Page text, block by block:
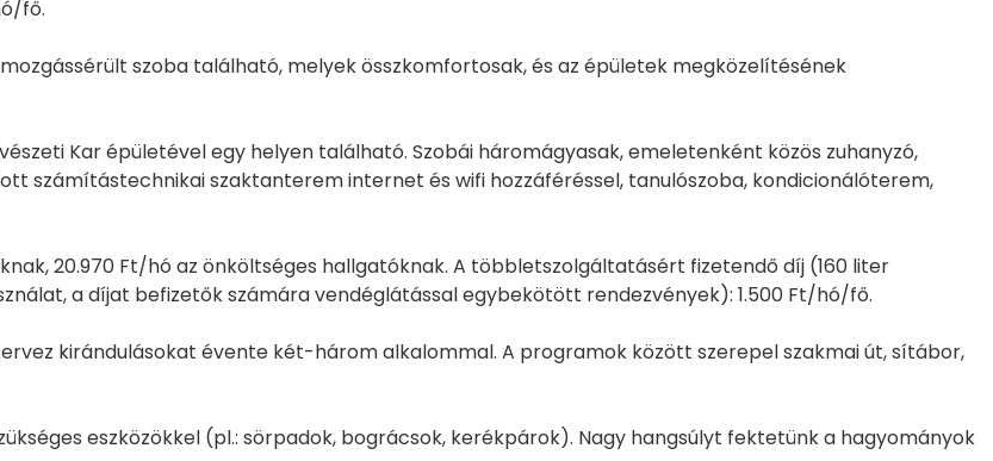
fő.
szoba található, melyek összkomfortosak, és az épületek megközelítésének
Kar épületével egy helyen található. Szobái háromágyasak, emeletenként közös zuhanyzó,
számítástechnikai szaktanterem internet és wifi hozzáféréssel, tanulószoba, kondicionálóterem,
20.970 Ft/hó az önköltséges hallgatóknak. A többletszolgáltatásért fizetendő díj (160 liter
a díjat befizetők számára vendéglátással egybekötött rendezvények): 1.500 Ft/hó/fő.
kirándulásokat évente két-három alkalommal. A programok között szerepel szakmai út, sítábor,
eszközökkel (pl.: sörpadok, bográcsok, kerékpárok). Nagy hangsúlyt fektetünk a hagyományok